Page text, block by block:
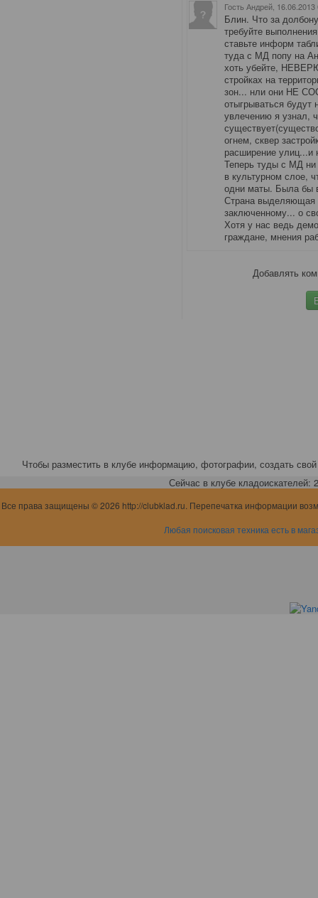
Гость Андрей, 16.06.2013
Блин. Что за
требуйте
ставьте информ
туда с МД попу на
хоть убейте,
стройках на
зон... нли они НЕ
отыгрываться будут
увлечению я узнал,
огнем, сквер
расширение улиц...и
Теперь туды с МД ни
в культурном слое,
одни маты. Была бы
Страна выделяющая
заключенному... о
Хотя у нас ведь
граждане, мнения
Добавлять
Чтобы разместить в клубе информацию, фотографии, создать свой
Сейчас в клубе кладоискателей:
Все права защищены © 2026 http://clubklad.ru. Перепечатка информации
Любая поисковая техника есть в